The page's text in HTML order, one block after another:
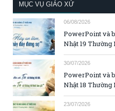
MỤC VỤ GIÁO XỨ
06/08/2026
PowerPoint và
Nhật 19
30/07/2026
PowerPoint và
Nhật 18
23/07/2026